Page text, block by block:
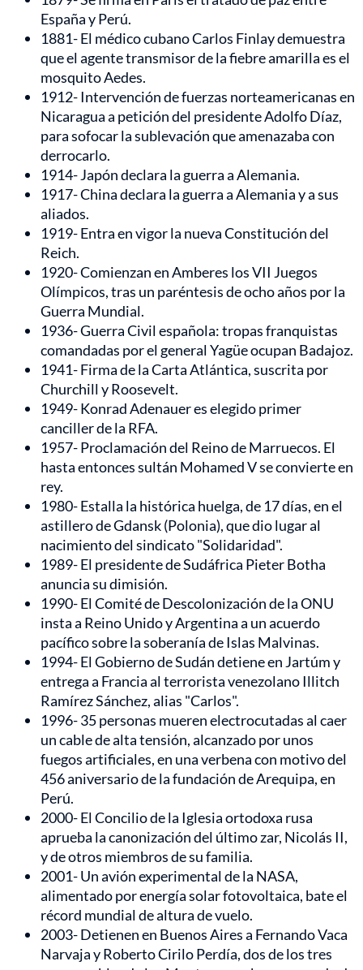
España y Perú.
1881- El médico cubano Carlos Finlay demuestra
que el agente transmisor de la fiebre amarilla es el
mosquito Aedes.
1912- Intervención de fuerzas norteamericanas en
Nicaragua a petición del presidente Adolfo Díaz,
para sofocar la sublevación que amenazaba con
derrocarlo.
1914- Japón declara la guerra a Alemania.
1917- China declara la guerra a Alemania y a sus
aliados.
1919- Entra en vigor la nueva Constitución del
Reich.
1920- Comienzan en Amberes los VII Juegos
Olímpicos, tras un paréntesis de ocho años por la
Guerra Mundial.
1936- Guerra Civil española: tropas franquistas
comandadas por el general Yagüe ocupan Badajoz.
1941- Firma de la Carta Atlántica, suscrita por
Churchill y Roosevelt.
1949- Konrad Adenauer es elegido primer
canciller de la RFA.
1957- Proclamación del Reino de Marruecos. El
hasta entonces sultán Mohamed V se convierte en
rey.
1980- Estalla la histórica huelga, de 17 días, en el
astillero de Gdansk (Polonia), que dio lugar al
nacimiento del sindicato "Solidaridad".
1989- El presidente de Sudáfrica Pieter Botha
anuncia su dimisión.
1990- El Comité de Descolonización de la ONU
insta a Reino Unido y Argentina a un acuerdo
pacífico sobre la soberanía de Islas Malvinas.
1994- El Gobierno de Sudán detiene en Jartúm y
entrega a Francia al terrorista venezolano Illitch
Ramírez Sánchez, alias "Carlos".
1996- 35 personas mueren electrocutadas al caer
un cable de alta tensión, alcanzado por unos
fuegos artificiales, en una verbena con motivo del
456 aniversario de la fundación de Arequipa, en
Perú.
2000- El Concilio de la Iglesia ortodoxa rusa
aprueba la canonización del último zar, Nicolás II,
y de otros miembros de su familia.
2001- Un avión experimental de la NASA,
alimentado por energía solar fotovoltaica, bate el
récord mundial de altura de vuelo.
2003- Detienen en Buenos Aires a Fernando Vaca
Narvaja y Roberto Cirilo Perdía, dos de los tres